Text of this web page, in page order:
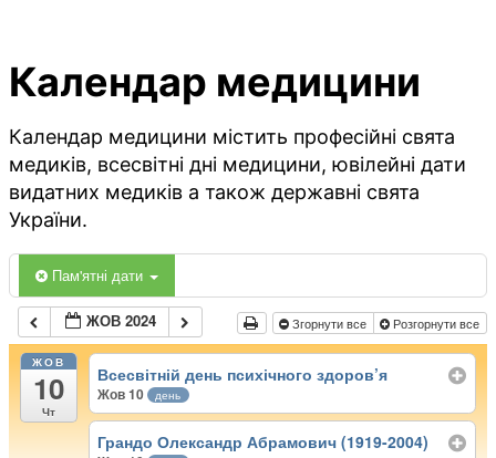
Календар медицини
Календар медицини містить професійні свята
медиків, всесвітні дні медицини, ювілейні дати
видатних медиків а також державні свята
України.
Пам'ятні дати
ЖОВ 2024 Згорнути все Розгорнути все
ЖОВ
10
Чт
Всесвітній день психічного здоров’я
Жов 10 день
Грандо Олександр Абрамович (1919-2004)